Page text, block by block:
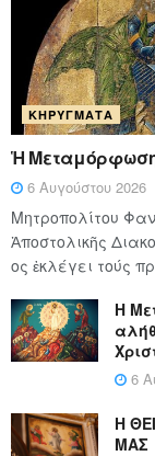
ΚΗΡΎΓΜΑΤΑ
Ἡ Μεταμόρφωση
6 Αυγούστου 2026
Μητροπολίτου
Ἀποστολικῆς
ος ἐκλέγει τούς
Η
6
Η
ΜΑΣ